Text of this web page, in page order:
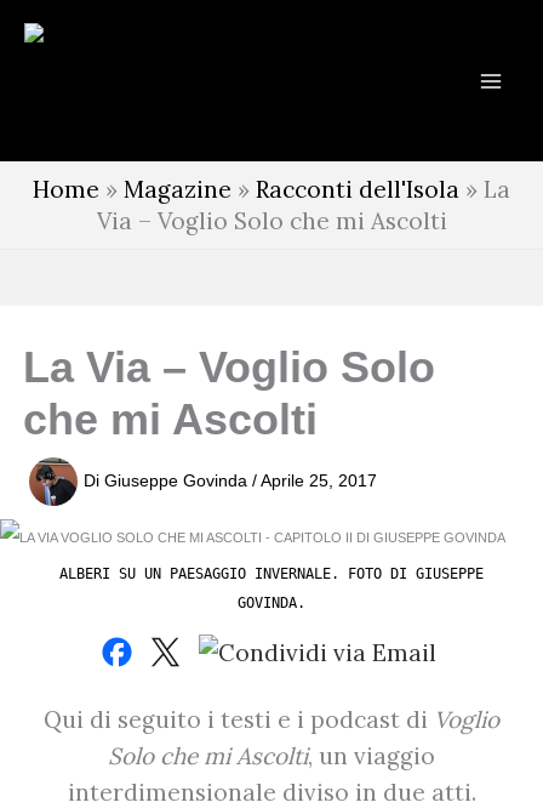
Vai
Home » Magazine » Racconti dell'Isola » La
Via – Voglio Solo che mi Ascolti
La Via – Voglio Solo
che mi Ascolti
Di Giuseppe Govinda /Aprile 25, 2017
ALBERI SU UN PAESAGGIO INVERNALE. FOTO DI GIUSEPPE
GOVINDA.
Qui di seguito i testi e i podcast di Voglio
Solo che mi Ascolti, un viaggio
interdimensionale diviso in due atti.